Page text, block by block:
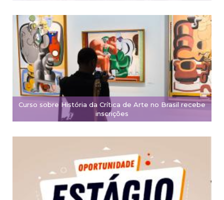
Curso sobre História da Crítica de Arte no Brasil recebe
inscrições